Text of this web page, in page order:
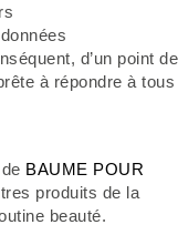
d’un point de
à répondre à tous
BAUME POUR
produits de la
beauté.